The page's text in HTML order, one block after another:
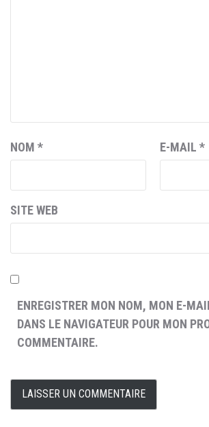
NOM * E-MAIL *
SITE WEB
ENREGISTRER MON NOM, MON E-
DANS LE NAVIGATEUR POUR MON
COMMENTAIRE.